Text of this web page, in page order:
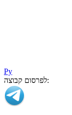
Ру
לפרסום קבוצה: